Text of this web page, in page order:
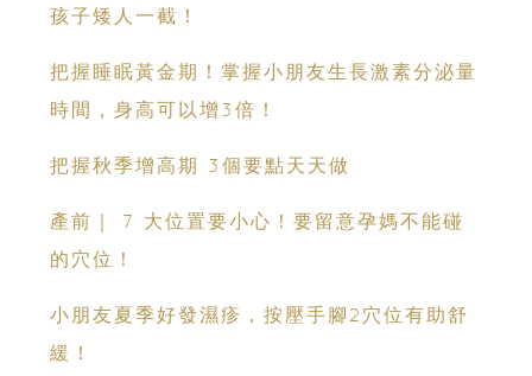
孩子矮人一截！
把握睡眠黃金期！掌握小朋友生長激素分泌量
時間，身高可以增3倍！
把握秋季增高期 3個要點天天做
產前｜ 7 大位置要小心！要留意孕媽不能碰
的穴位！
小朋友夏季好發濕疹，按壓手腳2穴位有助舒
緩！